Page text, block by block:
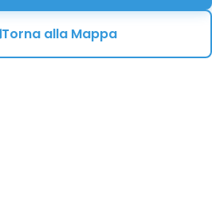
Torna alla Mappa